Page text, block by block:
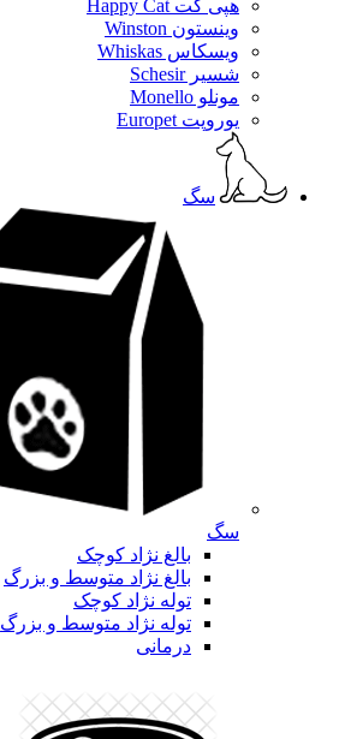
هپی کت Happy Cat
وینستون Winston
ویسکاس Whiskas
شسیر Schesir
مونلو Monello
یوروپت Europet
سگ
سگ
بالغ نژاد کوچک
بالغ نژاد متوسط و بزرگ
توله نژاد کوچک
توله نژاد متوسط و بزرگ
درمانی